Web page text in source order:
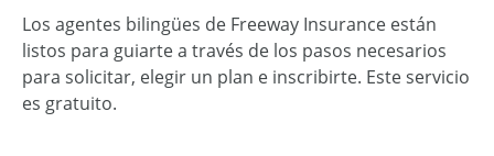
Los agentes bilingües de Freeway Insurance están
listos para guiarte a través de los pasos necesarios
para solicitar, elegir un plan e inscribirte. Este servicio
es gratuito.